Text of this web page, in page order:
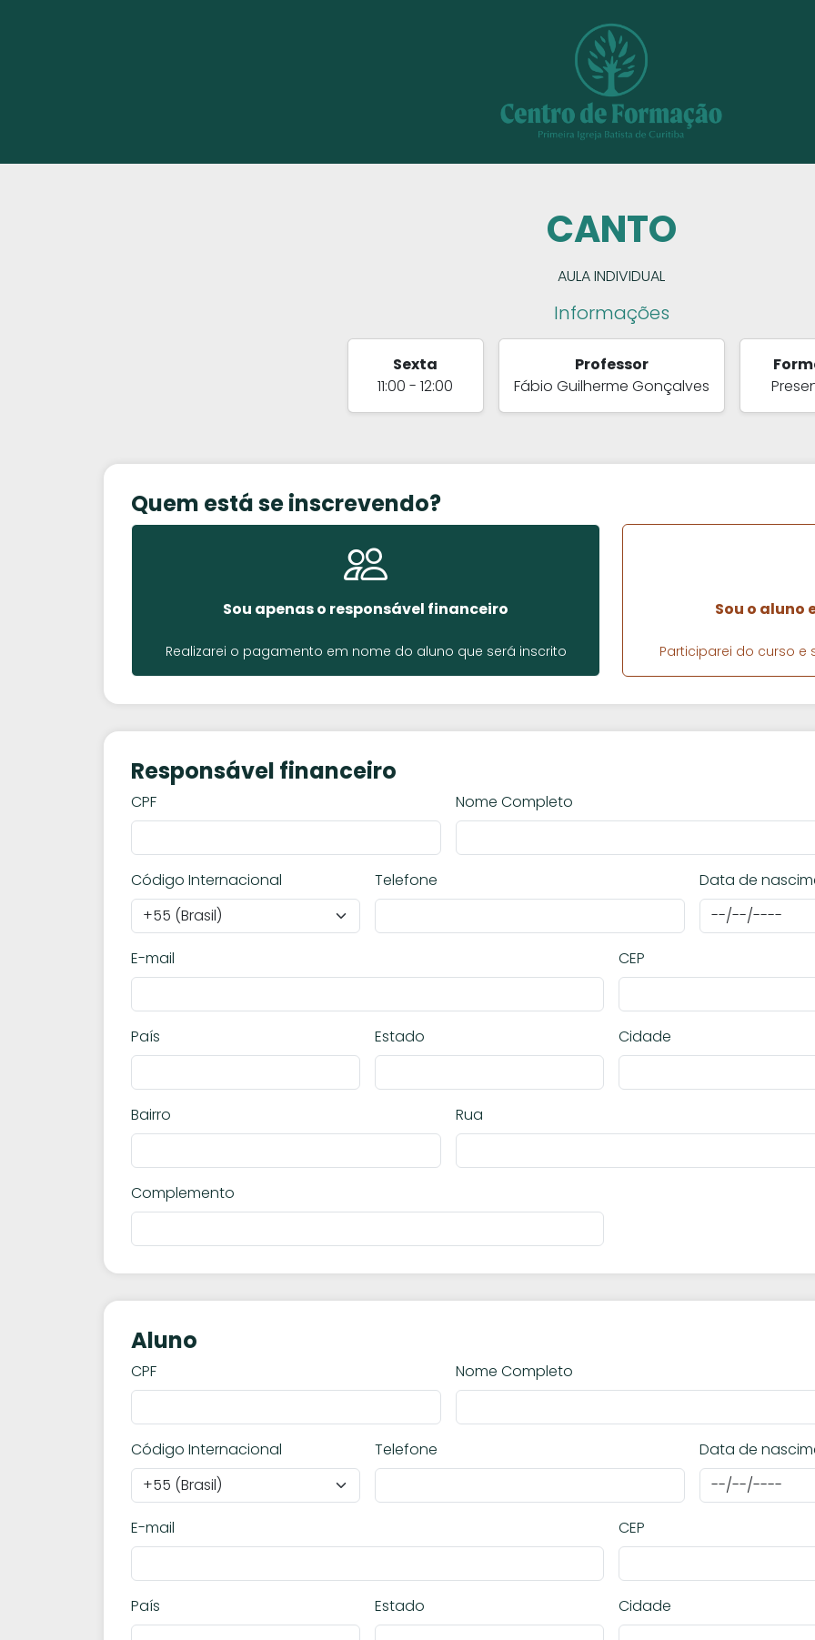
CANTO
AULA INDIVIDUAL
Informações
Sexta
11:00 - 12:00
Professor
Fábio Guilherme Gonçalves
Quem está se inscrevendo?
Sou apenas o responsável financeiro
Realizarei o pagamento em nome do aluno que será inscrito
Sou o aluno
Participarei do curso
Responsável financeiro
CPF Nome Completo
Código Internacional Telefone Data de
E-mail CEP
País Estado Cidade
Bairro Rua
Complemento
Aluno
CPF Nome Completo
Código Internacional Telefone Data de
E-mail CEP
País Estado Cidade